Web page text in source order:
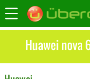
Huawei nova